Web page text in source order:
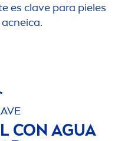
es clave para pieles
CON AGUA